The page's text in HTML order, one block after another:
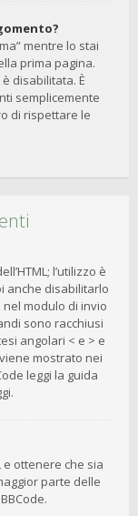
mentre lo stai
prima pagina.
disabilitata. È
semplicemente
di rispettare le
l’utilizzo è
anche disabilitarlo
nel modulo di invio
sono racchiusi
angolari < e > e
mostrato nei
leggi la guida
e ottenere che sia
parte delle